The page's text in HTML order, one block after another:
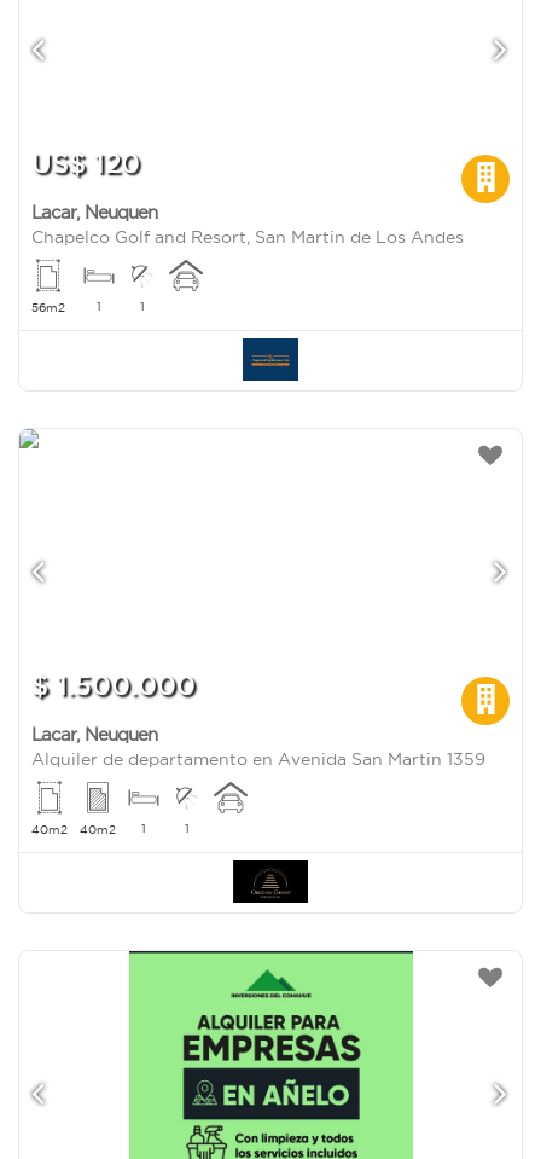
US$ 120
Lacar, Neuquen
Chapelco Golf and Resort, San Martin de Los Andes
56m2 1 1
$ 1.500.000
Lacar, Neuquen
Alquiler de departamento en Avenida San Martin 1359
40m2 40m2 1 1